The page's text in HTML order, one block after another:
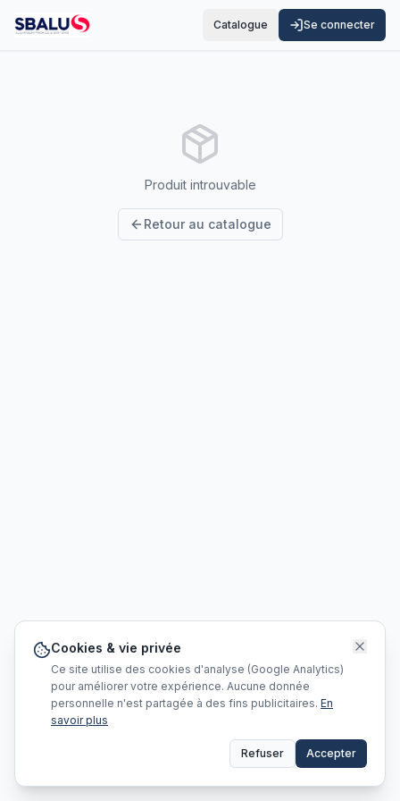
Catalogue Se connecter
Produit introuvable
Retour au catalogue
Cookies & vie privée
Ce site utilise des cookies d'analyse (Google Analytics)
pour améliorer votre expérience. Aucune donnée
personnelle n'est partagée à des fins publicitaires. En
savoir plus
Refuser Accepter